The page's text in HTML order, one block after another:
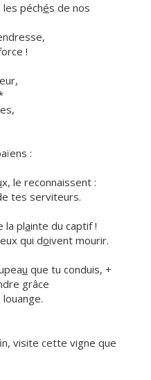
péchés de nos
!
:
x, le reconnaissent :
tes serviteurs.
la plainte du captif !
qui doivent mourir.
u que tu conduis, +
grâce
visite cette vigne que